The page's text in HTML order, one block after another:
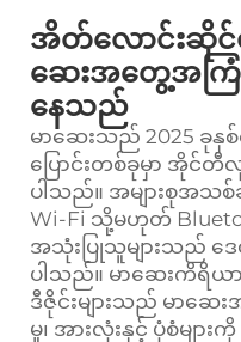
အိတ်လောင်းဆို
ဆေးအတွေ့အကြုံ
နေသည်
မာဆေးသည် 2025 ခု
ပြောင်းတစ်ခုမှာ အိုင်တီလု
ပါသည်။ အများစုအသ
Wi-Fi သို့မဟုတ်
အသုံးပြုသူများသည် ဒေ
ပါသည်။ မာဆေးကိရိယ
ဒီဇိုင်းများသည် မာဆေ
မှု၊ အားလုံးနှင့် ပုံစံမျာ